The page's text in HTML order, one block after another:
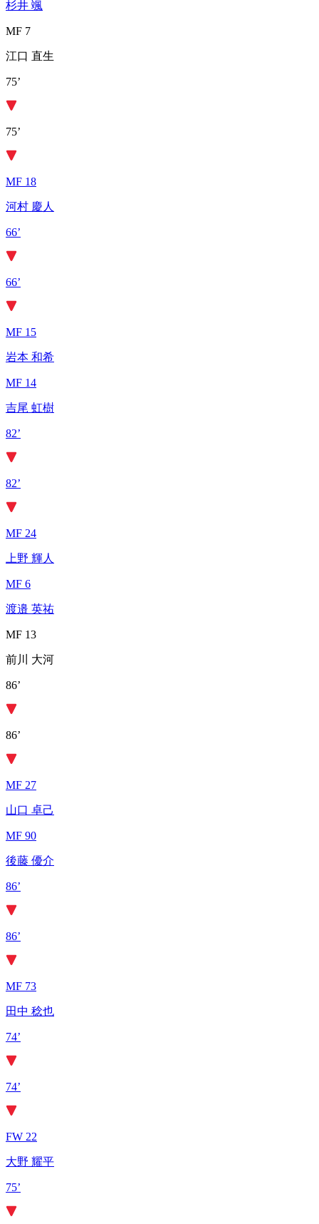
杉井 颯
MF 7
江口 直生
75’
75’
MF 18
河村 慶人
66’
66’
MF 15
岩本 和希
MF 14
吉尾 虹樹
82’
82’
MF 24
上野 輝人
MF 6
渡邉 英祐
MF 13
前川 大河
86’
86’
MF 27
山口 卓己
MF 90
後藤 優介
86’
86’
MF 73
田中 稔也
74’
74’
FW 22
大野 耀平
75’